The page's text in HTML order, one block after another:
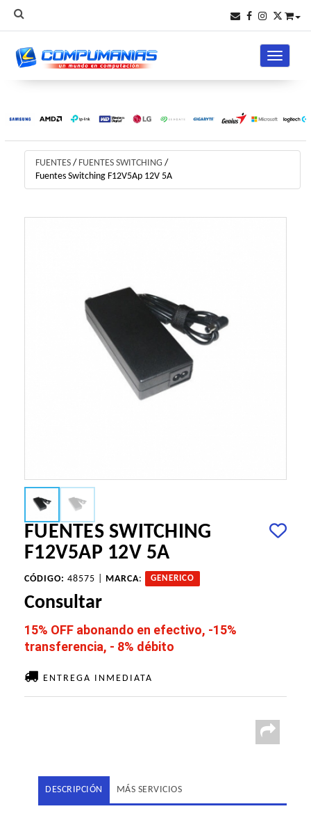
Toggle
FUENTES / FUENTES SWITCHING /
Fuentes Switching F12V5Ap 12V 5A
FUENTES SWITCHING
F12V5AP 12V 5A
CÓDIGO: 48575 | MARCA: GENERICO
Consultar
15% OFF abonando en efectivo, -15%
transferencia, - 8% débito
ENTREGA INMEDIATA
DESCRIPCIÓN MÁS SERVICIOS